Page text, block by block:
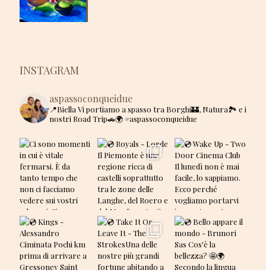
INSTAGRAM
aspassoconqueidue
📍BiellaVi portiamo a spasso tra Borghi🏰, Natura🏞 e i
nostri Road Trip🚗🌍 #aspassoconqueidue